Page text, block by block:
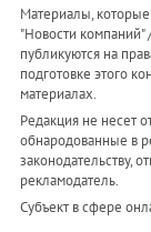
Материалы,
"Новости
публикуются на
подготовке этого
материалах.
Редакция не несет
обнародованные в
законодательству,
рекламодатель.
Субъект в сфере